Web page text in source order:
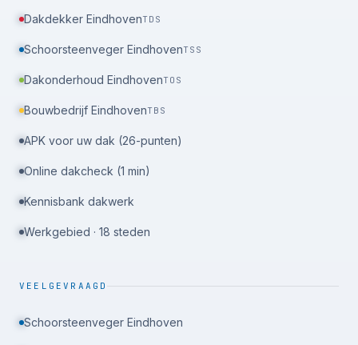
Dakdekker EindhovenTDS
Schoorsteenveger EindhovenTSS
Dakonderhoud EindhovenTOS
Bouwbedrijf EindhovenTBS
APK voor uw dak (26-punten)
Online dakcheck (1 min)
Kennisbank dakwerk
Werkgebied · 18 steden
VEELGEVRAAGD
Schoorsteenveger Eindhoven